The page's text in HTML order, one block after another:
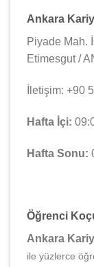
Ankara
Piyade Mah.
Etimesgut /
İletişim: +90
Hafta İçi:
Hafta Sonu:
Öğrenci
Ankara
ile yüzlerce